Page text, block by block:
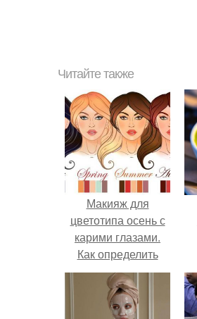
Читайте также
Макияж для
цветотипа осень с
карими глазами.
Как определить
цветотип своей
внешности.